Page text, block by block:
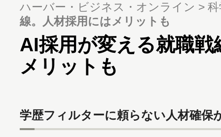
ハーバー・ビジネス・オンライン
線。人材採用にはメリットも
AI採用が変える就職戦
メリットも
学歴フィルターに頼らない人材確保